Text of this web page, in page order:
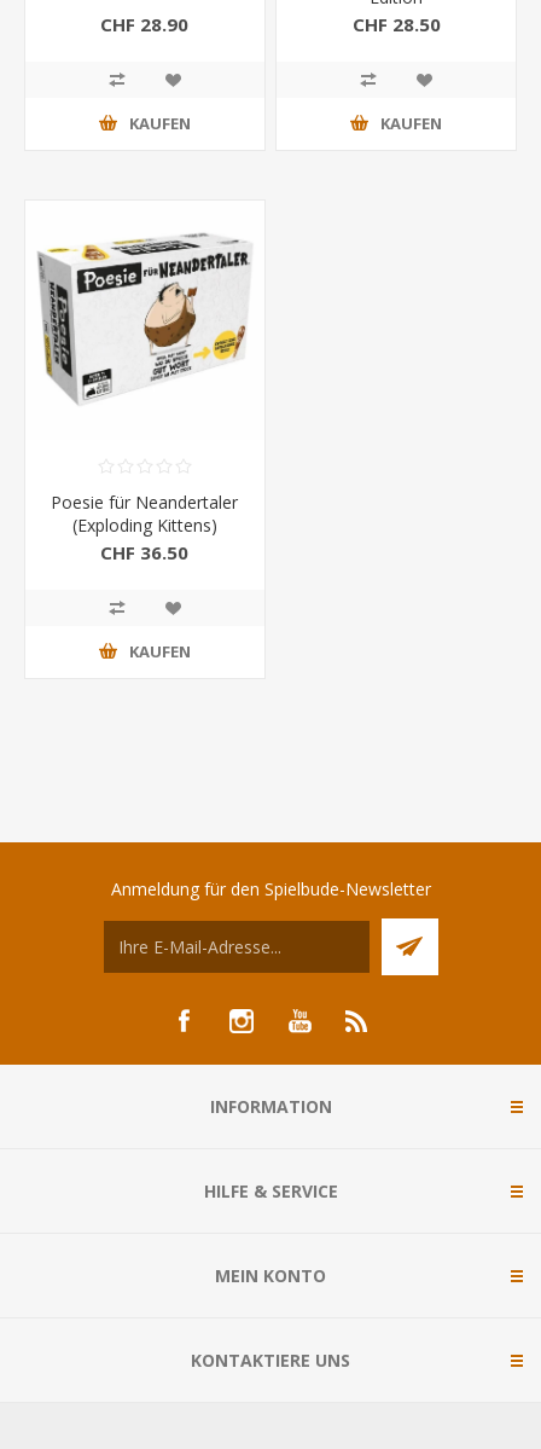
CHF 28.90
KAUFEN
CHF 28.50
KAUFEN
Poesie für Neandertaler
(Exploding Kittens)
CHF 36.50
KAUFEN
Anmeldung für den Spielbude-Newsletter
INFORMATION
HILFE & SERVICE
MEIN KONTO
KONTAKTIERE UNS